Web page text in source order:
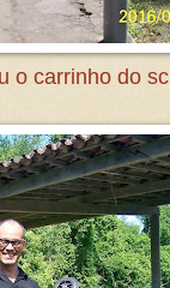
o carrinho do